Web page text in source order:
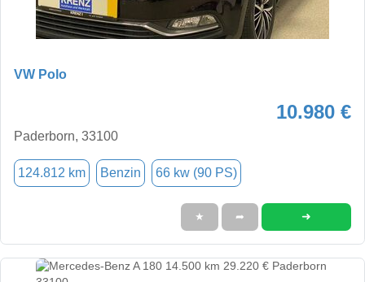
VW Polo
10.980 €
Paderborn, 33100
124.812 km Benzin 66 kw (90 PS)
★ ➦ ➜